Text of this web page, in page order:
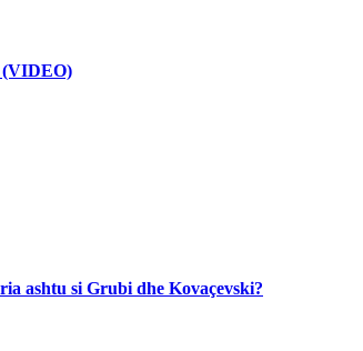
(VIDEO)
ashtu si Grubi dhe Kovaçevski?